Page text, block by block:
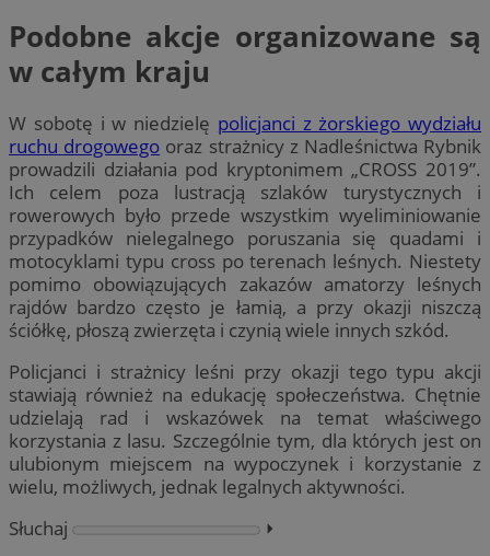
Podobne akcje organizowane są
w całym kraju
W sobotę i w niedzielę policjanci z żorskiego wydziału
ruchu drogowego oraz strażnicy z Nadleśnictwa Rybnik
prowadzili działania pod kryptonimem „CROSS 2019”.
Ich celem poza lustracją szlaków turystycznych i
rowerowych było przede wszystkim wyeliminiowanie
przypadków nielegalnego poruszania się quadami i
motocyklami typu cross po terenach leśnych. Niestety
pomimo obowiązujących zakazów amatorzy leśnych
rajdów bardzo często je łamią, a przy okazji niszczą
ściółkę, płoszą zwierzęta i czynią wiele innych szkód.
Policjanci i strażnicy leśni przy okazji tego typu akcji
stawiają również na edukację społeczeństwa. Chętnie
udzielają rad i wskazówek na temat właściwego
korzystania z lasu. Szczególnie tym, dla których jest on
ulubionym miejscem na wypoczynek i korzystanie z
wielu, możliwych, jednak legalnych aktywności.
Słuchaj
⏵︎